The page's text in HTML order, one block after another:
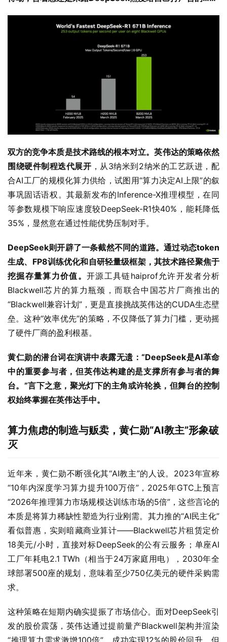
双方的竞争本质是技术路线的根本对立。英伟达的策略依然
围绕硬件制程迭代展开 ，从3纳米到2纳米的工艺跃进，配
合AI工厂的规模化算力供给，试图用“算力决定AI上限”的叙
事巩固话语权。其最新发布的Inference-X推理模型，在同
等参数规模下响应速度较DeepSeek-R1快40%，能耗降低
35%，显然意在通过性能优势压制对手。
DeepSeek则开辟了一条截然不同的道路。通过动态token
生成、FP8训练优化和自研轻量级框架，其技术路径聚焦于
挖掘存量算力价值。 开源工具链haiprof允许开发者分析
Blackwell芯片的算力瓶颈，而联合中国芯片厂商推出的
“Blackwell兼容计划”，更是直接挑战英伟达的CUDA生态壁
垒。这种“效率优先”的策略，不仅降低了算力门槛，更动摇
了硬件厂商的盈利根基。
黄仁勋的潜台词在演讲中表露无遗：“DeepSeek是AI革命
中的重要参与者，但英伟达构建的是支撑所有参与者的舞
台。”言下之意，聚光灯下的主角或许轮换，但舞台的控制
权始终掌握在英伟达手中。
算力焦虑的制造与贩卖，黄仁勋“AI教主”形象破
灭
近年来，黄仁勋不断强化其“AI教主”的人设。2023年宣称
“10年内深度学习算力提升100万倍”，2025年GTC上预言
“2026年推理算力市场规模达训练市场的5倍”，这些言论的
本质是将算力稀缺性塑造为行业刚需。其力推的“AI民主化”
看似普惠，实则暗藏商业算计——Blackwell芯片租赁定价
18美元/小时，直接对标DeepSeek的公有云服务；单座AI
工厂年耗电2.1 TWh（相当于24万家庭用电），2030年全
球部署500座的规划，意味着至少750亿美元的硬件采购需
求。
这种策略在短期内确实提振了市场信心。面对DeepSeek引
发的股价震荡，英伟达通过提前量产Blackwell架构并渲染
“推理算力需求激增100倍”，成功实现12%的股价回升。但